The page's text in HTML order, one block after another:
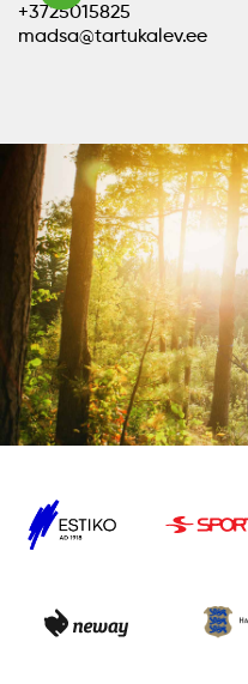
+3725015825
madsa@tartukalev.ee